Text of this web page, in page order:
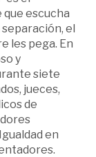
escucha
el
les pega. En
y
siete
jueces,
de
en